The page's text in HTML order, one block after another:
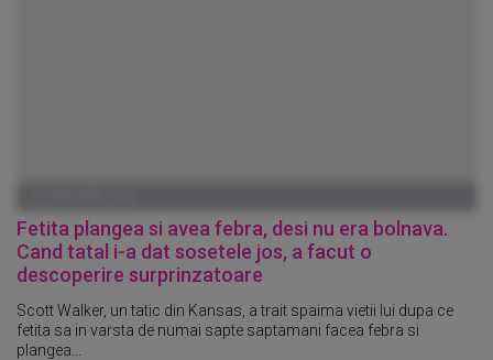
Fetita plangea si avea febra, desi nu era bolnava.
Cand tatal i-a dat sosetele jos, a facut o
descoperire surprinzatoare
Scott Walker, un tatic din Kansas, a trait spaima vietii lui dupa ce
fetita sa in varsta de numai sapte saptamani facea febra si
plangea...